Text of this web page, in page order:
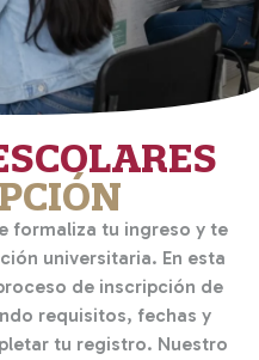
formaliza tu ingreso y te
universitaria. En esta
de inscripción de
requisitos, fechas y
tu registro. Nuestro